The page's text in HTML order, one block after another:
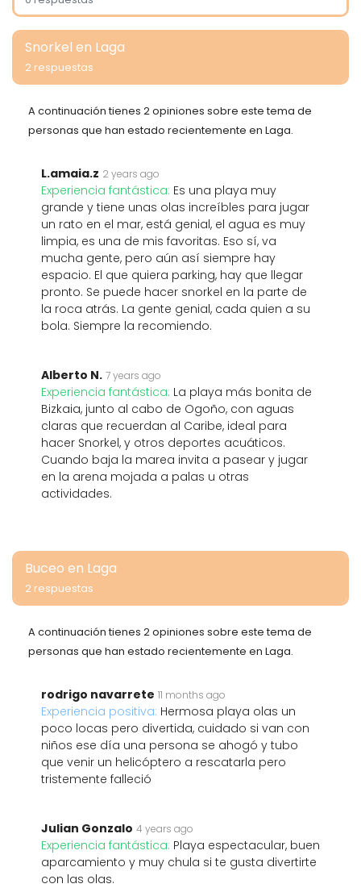
Snorkel en Laga
2 respuestas
A continuación tienes 2 opiniones sobre este tema de
personas que han estado recientemente en Laga.
L.amaia.z 2 years ago
Experiencia fantástica: Es una playa muy
grande y tiene unas olas increíbles para jugar
un rato en el mar, está genial, el agua es muy
limpia, es una de mis favoritas. Eso sí, va
mucha gente, pero aún así siempre hay
espacio. El que quiera parking, hay que llegar
pronto. Se puede hacer snorkel en la parte de
la roca atrás. La gente genial, cada quien a su
bola. Siempre la recomiendo.
Alberto N. 7 years ago
Experiencia fantástica: La playa más bonita de
Bizkaia, junto al cabo de Ogoño, con aguas
claras que recuerdan al Caribe, ideal para
hacer Snorkel, y otros deportes acuáticos.
Cuando baja la marea invita a pasear y jugar
en la arena mojada a palas u otras
actividades.
Buceo en Laga
2 respuestas
A continuación tienes 2 opiniones sobre este tema de
personas que han estado recientemente en Laga.
rodrigo navarrete 11 months ago
Experiencia positiva: Hermosa playa olas un
poco locas pero divertida, cuidado si van con
niños ese día una persona se ahogó y tubo
que venir un helicóptero a rescatarla pero
tristemente falleció
Julian Gonzalo 4 years ago
Experiencia fantástica: Playa espectacular, buen
aparcamiento y muy chula si te gusta divertirte
con las olas.